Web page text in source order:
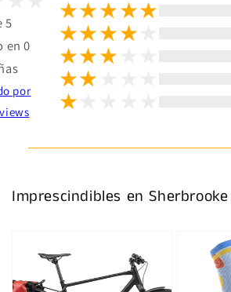
5
en 0
por
Imprescindibles en Sherbrooke